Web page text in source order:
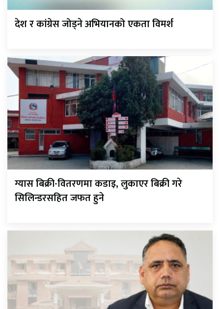
देश र कांग्रेस जोड्ने अभियानको एकता विमर्श
ग्यास बिक्री-वितरणमा कडाइ, लुकाएर बिक्री गरे
सिलिन्डरसहित जफत हुने